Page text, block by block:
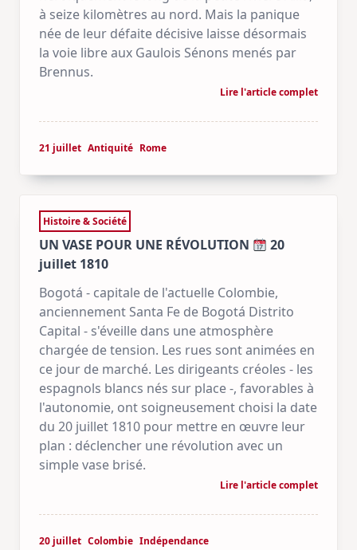
à seize kilomètres au nord. Mais la panique
née de leur défaite décisive laisse désormais
la voie libre aux Gaulois Sénons menés par
Brennus.
Lire l'article complet
21 juillet Antiquité Rome
Histoire & Société
UN VASE POUR UNE RÉVOLUTION
20
juillet 1810
Bogotá - capitale de l'actuelle Colombie,
anciennement Santa Fe de Bogotá Distrito
Capital - s'éveille dans une atmosphère
chargée de tension. Les rues sont animées en
ce jour de marché. Les dirigeants créoles - les
espagnols blancs nés sur place -, favorables à
l'autonomie, ont soigneusement choisi la date
du 20 juillet 1810 pour mettre en œuvre leur
plan : déclencher une révolution avec un
simple vase brisé.
Lire l'article complet
20 juillet Colombie Indépendance